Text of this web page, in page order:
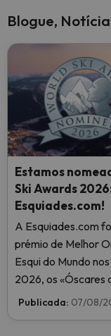
Blogue,
Estamos
Ski Awards
Esquiades.com!
A Esquiades.com
prémio de Melhor
Esqui do Mundo
2026, os «Óscares
reconhecem a
Publicada: 07/08/